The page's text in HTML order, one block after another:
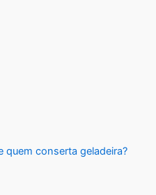
quem conserta geladeira?